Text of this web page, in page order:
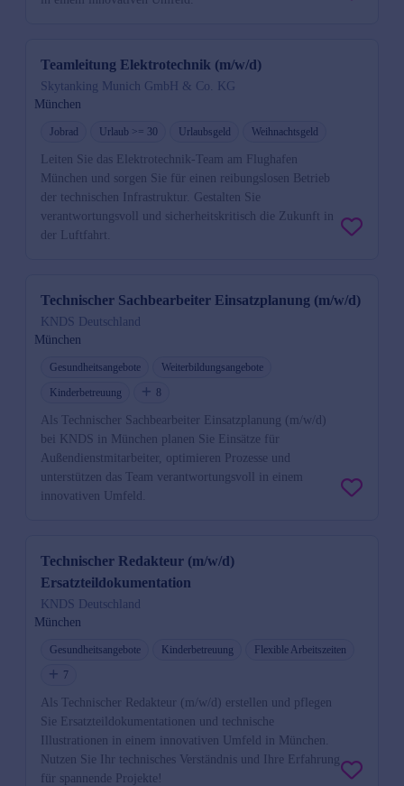
Teamleitung Elektrotechnik (m/w/d)
Skytanking Munich GmbH & Co. KG
München
Jobrad Urlaub >= 30 Urlaubsgeld Weihnachtsgeld
Leiten Sie das Elektrotechnik-Team am Flughafen
München und sorgen Sie für einen reibungslosen Betrieb
der technischen Infrastruktur. Gestalten Sie
verantwortungsvoll und sicherheitskritisch die Zukunft in
der Luftfahrt.
Technischer Sachbearbeiter Einsatzplanung (m/w/d)
KNDS Deutschland
München
Gesundheitsangebote
Weiterbildungsangebote
Kinderbetreuung
8
Als Technischer Sachbearbeiter Einsatzplanung (m/w/d)
bei KNDS in München planen Sie Einsätze für
Außendienstmitarbeiter, optimieren Prozesse und
unterstützen das Team verantwortungsvoll in einem
innovativen Umfeld.
Technischer Redakteur (m/w/d)
Ersatzteildokumentation
KNDS Deutschland
München
Gesundheitsangebote Kinderbetreuung
Flexible Arbeitszeiten
7
Als Technischer Redakteur (m/w/d) erstellen und pflegen
Sie Ersatzteildokumentationen und technische
Illustrationen in einem innovativen Umfeld in München.
Nutzen Sie Ihr technisches Verständnis und Ihre Erfahrung
für spannende Projekte!